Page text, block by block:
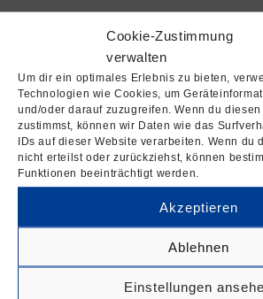
Cookie-Zustimmung
verwalten
Um dir ein optimales Erlebnis zu bieten,
Technologien wie Cookies, um
und/oder darauf zuzugreifen. Wenn du
zustimmst, können wir Daten wie das
IDs auf dieser Website verarbeiten. Wenn du
nicht erteilst oder zurückziehst, können
Funktionen beeinträchtigt werden.
Akzeptieren
Ablehnen
Einstellungen
Home Beratung / Planung
Gebäudehülle
Jobs/News/Immobilien
Cookie-
Datenschutzerklärung